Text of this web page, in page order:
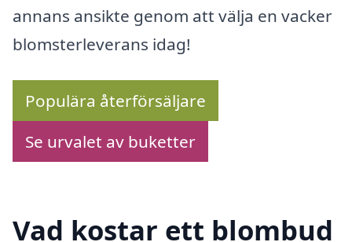
annans ansikte genom att välja en vacker
blomsterleverans idag!
Populära återförsäljare
Se urvalet av buketter
Vad kostar ett blombud